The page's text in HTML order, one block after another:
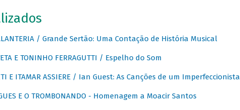
/ Grande Sertão: Uma Contação de História Musical
E TONINHO FERRAGUTTI / Espelho do Som
E ITAMAR ASSIERE / Ian Guest: As Canções de um Imperfeccionista
E O TROMBONANDO - Homenagem a Moacir Santos